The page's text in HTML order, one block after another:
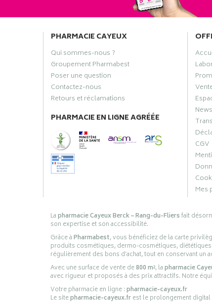
PHARMACIE CAYEUX
Qui sommes-nous ?
Groupement Pharmabest
Poser une question
Contactez-nous
Retours et réclamations
PHARMACIE EN LIGNE AGRÉÉE
CGV
Mes
Lapharmacie Cayeux Berck – Rang-du-Fliersfait
son expertise et son accessibilité.
Grâce àPharmabest, vous bénéficiez de la carte
produits cosmétiques, dermo-cosmétiques,
régulièrement des bons d’achat, tout en conservant
Avec une surface de vente de800 m², lapharmacie
avec rigueur et proposés à des prix attractifs. Notre
Votre pharmacie en ligne :pharmacie-cayeux.fr
Le sitepharmacie-cayeux.frest le prolongement digital